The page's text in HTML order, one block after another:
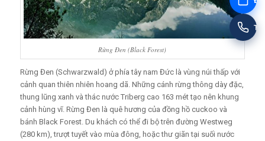
Rừng Đen (Black Forest)
Rừng Đen (Schwarzwald) ở phía tây nam Đức là vùng núi thấp với
cảnh quan thiên nhiên hoang dã. Những cánh rừng thông dày đặc,
thung lũng xanh và thác nước Triberg cao 163 mét tạo nên khung
cảnh hùng vĩ. Rừng Đen là quê hương của đồng hồ cuckoo và
bánh Black Forest. Du khách có thể đi bộ trên đường Westweg
(280 km), trượt tuyết vào mùa đông, hoặc thư giãn tại suối nước
Tư